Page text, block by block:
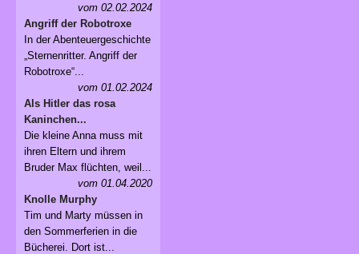
vom 02.02.2024
Angriff der Robotroxe
In der Abenteuergeschichte
„Sternenritter. Angriff der
Robotroxe“...
vom 01.02.2024
Als Hitler das rosa
Kaninchen...
Die kleine Anna muss mit
ihren Eltern und ihrem
Bruder Max flüchten, weil...
vom 01.04.2020
Knolle Murphy
Tim und Marty müssen in
den Sommerferien in die
Bücherei. Dort ist...